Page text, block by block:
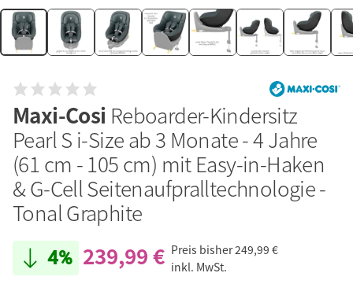
Maxi-Cosi Reboarder-Kindersitz
Pearl S i-Size ab 3 Monate - 4 Jahre
(61 cm - 105 cm) mit Easy-in-Haken
& G-Cell Seitenaufpralltechnologie -
Tonal Graphite
4% 239,99 € Preis bisher249,99 €
inkl. MwSt.